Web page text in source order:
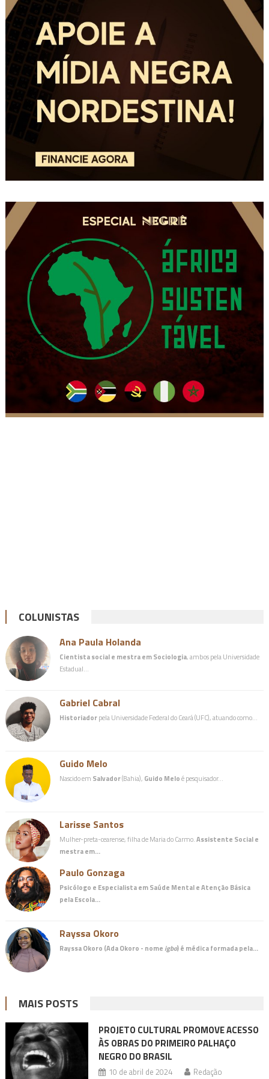
COLUNISTAS
Ana Paula Holanda
Cientista social e mestra em Sociologia, ambos pela Universidade
Estadual…
Gabriel Cabral
Historiadorpela Universidade Federal do Ceará (UFC), atuando como…
Guido Melo
Nascido em Salvador(Bahia), Guido Meloé pesquisador…
Larisse Santos
Mulher-preta-cearense, filha de Maria do Carmo.Assistente Social e
mestra em…
Paulo Gonzaga
Psicólogo e Especialista em Saúde Mental e Atenção Básica
pela Escola…
Rayssa Okoro
Rayssa Okoro (Ada Okoro - nome igbo) é médicaformada pela…
MAIS POSTS
PROJETO CULTURAL PROMOVE ACESSO
ÀS OBRAS DO PRIMEIRO PALHAÇO
NEGRO DO BRASIL
10 de abril de 2024 Redação